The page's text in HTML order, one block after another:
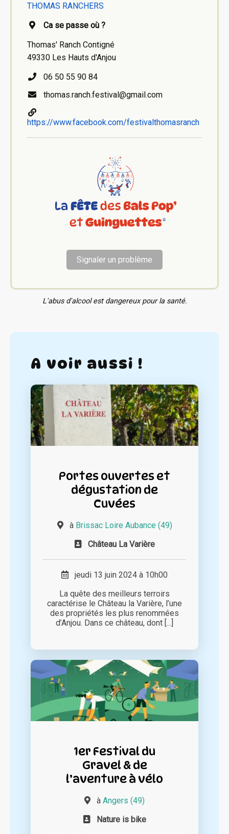
THOMAS RANCHERS
Ca se passe où ?
Thomas' Ranch Contigné
49330 Les Hauts d'Anjou
06 50 55 90 84
thomas.ranch.festival@gmail.com
https://www.facebook.com/festivalthomasranch
Signaler un problème
L'abus d'alcool est dangereux pour la santé.
A voir aussi !
Portes ouvertes et
dégustation de
Cuvées
à Brissac Loire Aubance (49)
Château La Varière
jeudi 13 juin 2024 à 10h00
La quête des meilleurs terroirs
caractérise le Château la Varière, l’une
des propriétés les plus renommées
d’Anjou. Dans ce château, dont [...]
1er Festival du
Gravel & de
l’aventure à vélo
à Angers (49)
Nature is bike